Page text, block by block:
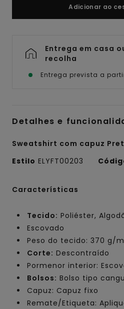
Adicionar ao
Entrega em casa
recolha
Entrega prevista a
Detalhes e
Sweatshirt com capuz
Estilo ELYFT00203
Características
Tecido: Poliéster,
Escovado
Peso do tecido: 370 g/
Corte: Descontraído
Pormenor interior:
Bolsos: Bolso tipo
Capuz: Capuz fixo
Remate/Etiqueta: